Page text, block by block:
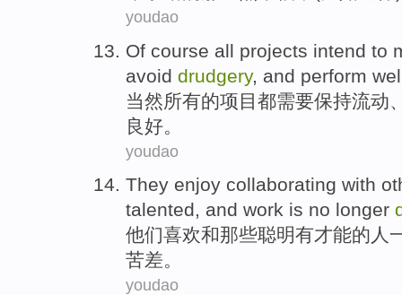
youdao
Of course all projects intend to
avoid drudgery, and perform
当然所有的项目都需要保持流动
良好。
youdao
They enjoy collaborating with
talented, and work is no longer
他们喜欢和那些聪明有才能的 人
苦差。
youdao